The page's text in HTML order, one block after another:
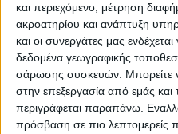
και περιεχόμενο, μέτρηση
ακροατηρίου και ανάπτυξη
και οι συνεργάτες μας
δεδομένα γεωγραφικής
σάρωσης συσκευών. Μπορείτε
στην επεξεργασία από εμάς
περιγράφεται παραπάνω.
πρόσβαση σε πιο λεπτομερείς
ΠΡΟΗΓΟΥΜΕΝΟ ΑΡΘΡΟ
Την Πέμπτη αποφασίζουν για
τη Γ' Εθνική...